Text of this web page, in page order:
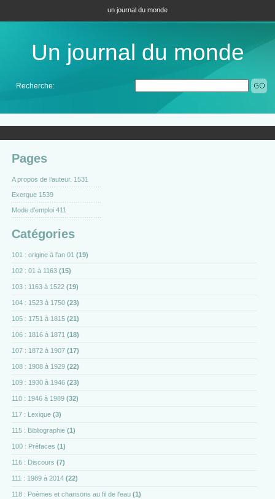
un journal du monde
Un journal du monde
Recherche:
Pages
A propos de l’auteur. 1531
Exergue 1539
Mode d’emploi 411
Catégories
101 : origine à l'an 01 (19)
102 : 01 à 1163 (15)
103 : 1163 à 1522 (19)
104 : 1523 à 1750 (23)
105 : 1751 à 1815 (21)
106 : 1816 à 1871 (18)
107 : 1872 à 1907 (17)
108 : 1908 à 1929 (22)
109 : 1930 à 1946 (23)
110 : 1946 à 1989 (32)
117 : Lexique (3)
115 : Bibliographie (1)
100 : Préfaces (1)
116 : Discours (7)
111 : 1989 à 2014 (22)
118 : Poèmes et chansons au fil de l'eau (1)